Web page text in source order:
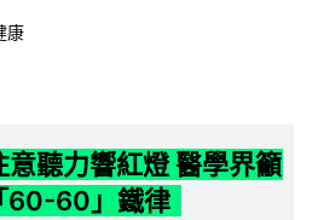
康
聽力響紅燈 醫學界籲
60-60」鐵律